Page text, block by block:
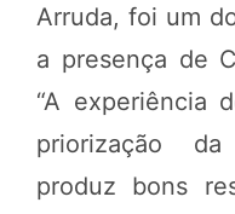
Arruda, foi um
a presença de
“A experiência
priorização
produz bons